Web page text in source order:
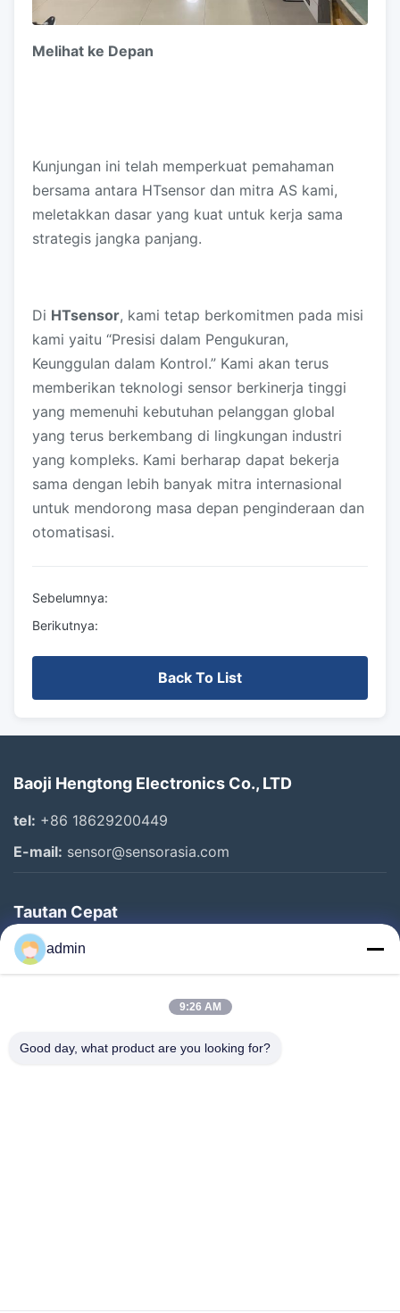
Melihat ke Depan
Kunjungan ini telah memperkuat pemahaman
bersama antara HTsensor dan mitra AS kami,
meletakkan dasar yang kuat untuk kerja sama
strategis jangka panjang.
Di HTsensor, kami tetap berkomitmen pada misi
kami yaitu “Presisi dalam Pengukuran,
Keunggulan dalam Kontrol.” Kami akan terus
memberikan teknologi sensor berkinerja tinggi
yang memenuhi kebutuhan pelanggan global
yang terus berkembang di lingkungan industri
yang kompleks. Kami berharap dapat bekerja
sama dengan lebih banyak mitra internasional
untuk mendorong masa depan penginderaan dan
otomatisasi.
Sebelumnya:
Berikutnya:
Back To List
Baoji Hengtong Electronics Co., LTD
tel: +86 18629200449
E-mail: sensor@sensorasia.com
Tautan Cepat
Rumah
Produk
Tentang Kami
admin
9:26 AM
Good day, what product are you looking for?